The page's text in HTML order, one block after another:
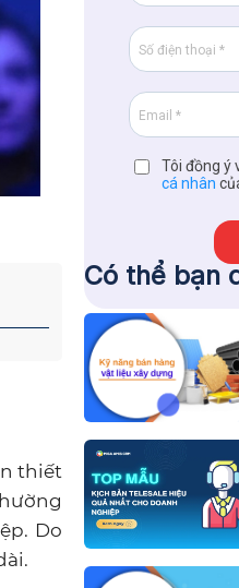
thiết
Do
Tôi đồng ý
cá nhân
Có thể bạn